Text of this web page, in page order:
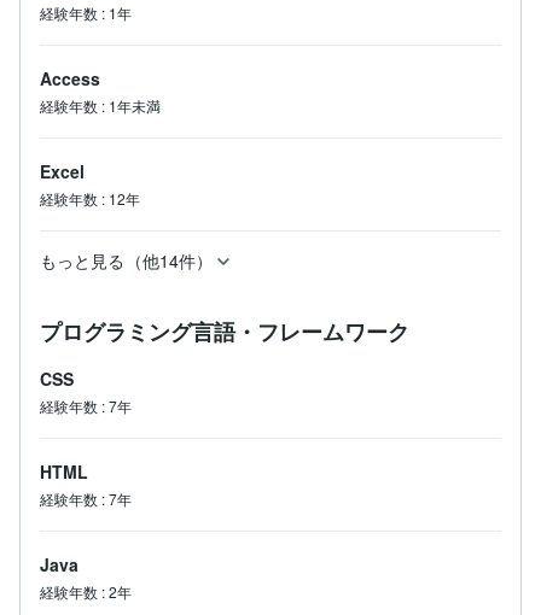
経験年数 : 1年
Access
経験年数 : 1年未満
Excel
経験年数 : 12年
もっと見る（他14件）
プログラミング言語・フレームワーク
CSS
経験年数 :7年
HTML
経験年数 :7年
Java
経験年数 :2年